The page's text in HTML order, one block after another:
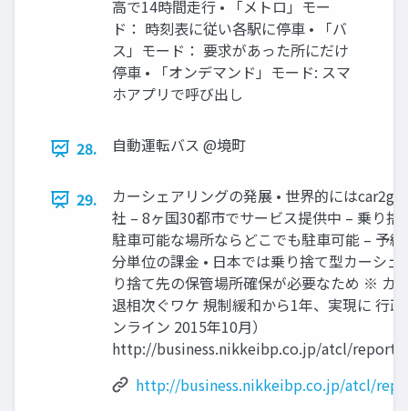
高で14時間走行 • 「メトロ」モー
ド： 時刻表に従い各駅に停車 • 「バ
ス」モード： 要求があった所にだけ
停車 • 「オンデマンド」モード: スマ
ホアプリで呼び出し
28. 自動運転バス @境町
29.
カーシェアリングの発展 • 世界的には
社 – 8ヶ国30都市でサービス提供中 – 乗り捨
駐車可能な場所ならどこでも駐車可能 – 予
分単位の課金 • 日本では乗り捨て型カーシ
り捨て先の保管場所確保が必要なため ※ カ
退相次ぐワケ 規制緩和から1年、実現に 行
ンライン 2015年10月）
http://business.nikkeibp.co.jp/atcl/report/
http://business.nikkeibp.co.jp/atcl/